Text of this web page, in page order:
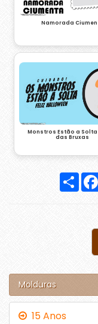
Namorada
Monstros Estão a Solta
das Bruxas
Molduras
15 Anos